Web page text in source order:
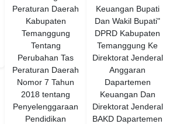
Peraturan Daerah
Kabupaten
Temanggung
Tentang
Perubahan Tas
Peraturan Daerah
Nomor 7 Tahun
2018 tentang
Penyelenggaraan
Pendidikan
Keuangan Bupati
Dan Wakil Bupati"
DPRD Kabupaten
Temanggung Ke
Direktorat Jenderal
Anggaran
Dapartemen
Keuangan Dan
Direktorat Jenderal
BAKD Dapartemen